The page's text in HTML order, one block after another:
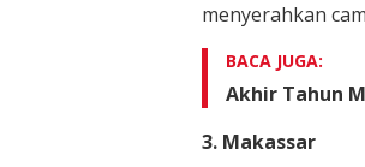
menyerahkan
BACA JUGA:
Akhir Tahun
3. Makassar